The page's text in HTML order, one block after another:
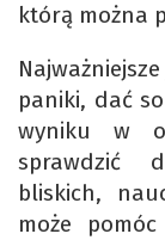
którą można
paniki, dać
wyniku w
sprawdzić
bliskich,
może